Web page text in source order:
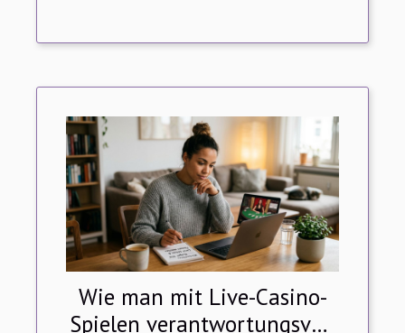
Wie man mit Live-Casino-
Spielen verantwortungsvoll